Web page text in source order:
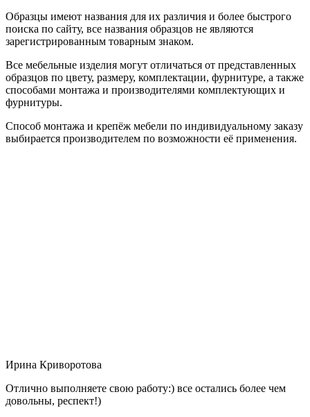
Образцы имеют названия для их различия и более быстрого
поиска по сайту, все названия образцов не являются
зарегистрированным товарным знаком.
Все мебельные изделия могут отличаться от представленных
образцов по цвету, размеру, комплектации, фурнитуре, а также
способами монтажа и производителями комплектующих и
фурнитуры.
Способ монтажа и крепёж мебели по индивидуальному заказу
выбирается производителем по возможности её применения.
Ирина Криворотова
Отлично выполняете свою работу:) все остались более чем
довольны, респект!)